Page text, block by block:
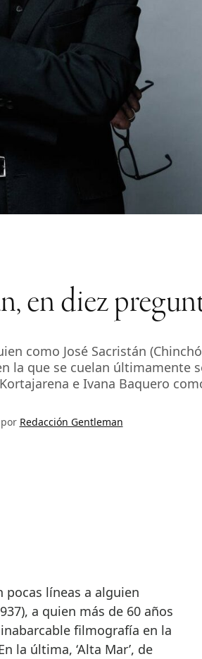
en diez
como José Sacristán
que se cuelan últimamente
e Ivana Baquero
Redacción Gentleman
a quien más de 60 años
filmografía en la
la última, ‘Alta Mar’, de